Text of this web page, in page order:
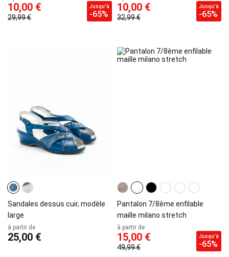
10,00 €
29,99 €
Jusqu'à
-65%
10,00 €
32,99 €
Jusqu'à
-65%
Sandales dessus cuir, modèle
large
à partir de
25,00 €
Pantalon 7/8ème enfilable
maille milano stretch
à partir de
15,00 €
49,99 €
Jusqu'à
-65%